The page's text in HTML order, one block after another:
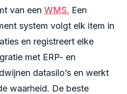
van een WMS. Een
system volgt elk item in
en registreert elke
met ERP- en
datasilo’s en werkt
waarheid. De beste